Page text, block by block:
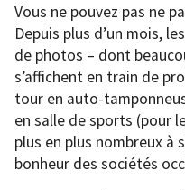
Vous ne pouvez pas ne
Depuis plus d’un mois,
de photos – dont
s’affichent en train de
tour en auto-
en salle de sports (pour
plus en plus nombreux à
bonheur des sociétés